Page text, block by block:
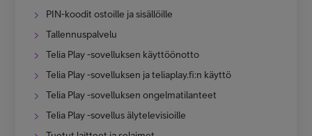
PIN-koodit ostoille ja sisällöille
Tallennuspalvelu
Telia Play -sovelluksen käyttöönotto
Telia Play -sovelluksen ja teliaplay.fi:n käyttö
Telia Play -sovelluksen ongelmatilanteet
Telia Play -sovellus älytelevisioille